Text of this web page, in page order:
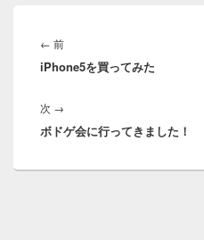
稿
ナ
ゲ
ー
シ
← 前前
の
iPhone5を買ってみた
次 →
の
稿:
ボドゲ会に行ってきました！